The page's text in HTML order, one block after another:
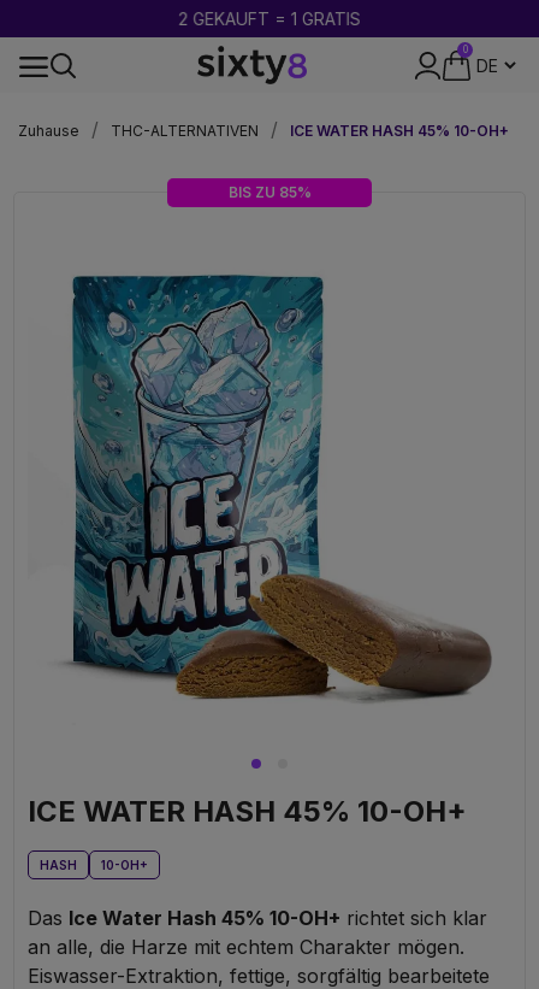
2 GEKAUFT = 1 GRATIS
0
Zuhause
THC-ALTERNATIVEN ICE WATER HASH 45% 10-OH+
BIS ZU 85%
ICE WATER HASH 45% 10-OH+
HASH 10-OH+
Das Ice Water Hash 45% 10-OH+ richtet sich klar
an alle, die Harze mit echtem Charakter mögen.
Eiswasser-Extraktion, fettige, sorgfältig bearbeitete